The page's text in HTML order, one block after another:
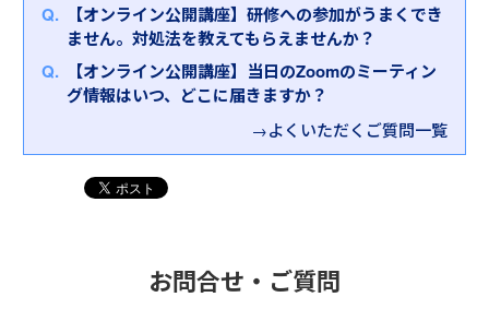
は、ぜひお気軽にお問合せください。弊社担当者が
詳細をヒアリングさせていただいたうえで、お客さ
まにおすすめの研修を選定させていただきます。
能な「業務改善企画書」を完成させていただきま
す。
ただきます。ワークでは、ある企業の業務改善にお
ける奮闘記を読んで、何が改善を阻んでいて、何がき
議していただきます。
キルに頼らない仕組みづくり」など成功・失敗事例
を通して考えていくので、より実践的な内容となって
います。また、最後に自社の業務改善テーマを考え
ることで、働き方改革につなげていただきます。
【オンライン公開講座】研修への参加がうまくでき
ません。対処法を教えてもらえませんか？
【オンライン公開講座】当日のZoomのミーティン
グ情報はいつ、どこに届きますか？
→よくいただくご質問一覧
お問合せ・ご質問